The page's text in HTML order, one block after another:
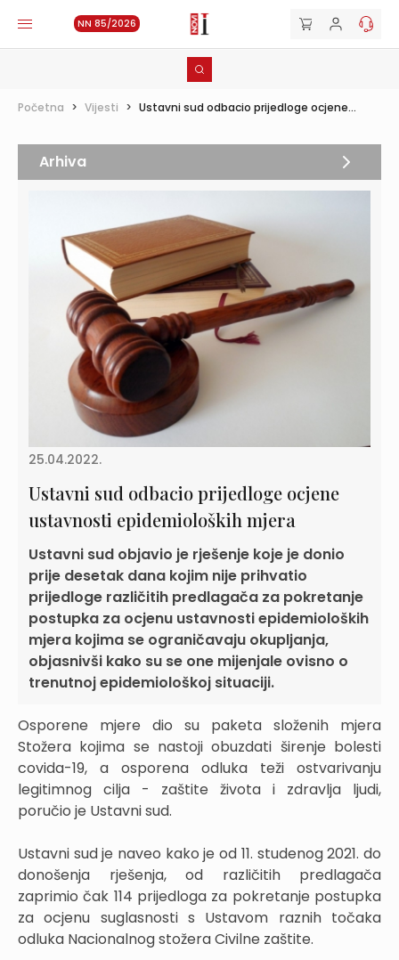
NN 85/2026
Početna > Vijesti > Ustavni sud odbacio prijedloge ocjene...
25.04.2022.
Ustavni sud odbacio prijedloge ocjene
ustavnosti epidemioloških mjera
Ustavni sud objavio je rješenje koje je donio
prije desetak dana kojim nije prihvatio
prijedloge različitih predlagača za pokretanje
postupka za ocjenu ustavnosti epidemioloških
mjera kojima se ograničavaju okupljanja,
objasnivši kako su se one mijenjale ovisno o
trenutnoj epidemiološkoj situaciji.
Osporene mjere dio su paketa složenih mjera
Stožera kojima se nastoji obuzdati širenje bolesti
covida-19, a osporena odluka teži ostvarivanju
legitimnog cilja - zaštite života i zdravlja ljudi,
poručio je Ustavni sud.
Ustavni sud je naveo kako je od 11. studenog 2021. do
donošenja rješenja, od različitih predlagača
zaprimio čak 114 prijedloga za pokretanje postupka
za ocjenu suglasnosti s Ustavom raznih točaka
odluka Nacionalnog stožera Civilne zaštite.
Arhiva